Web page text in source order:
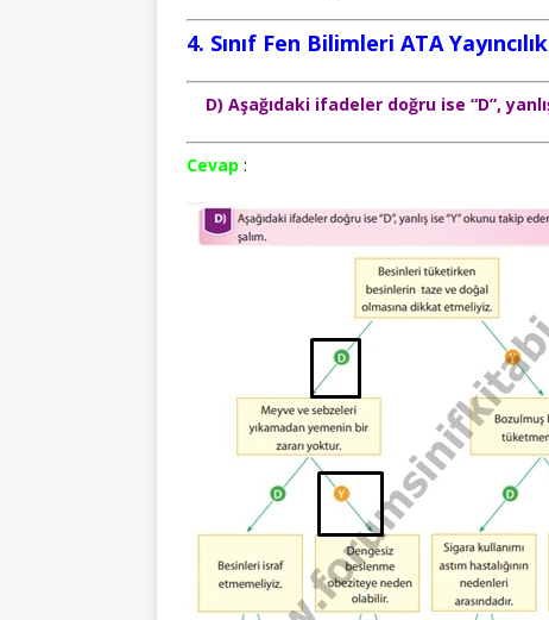
4. Sınıf Fen Bilimleri ATA
D) Aşağıdaki ifadeler doğru ise “D”,
Cevap :